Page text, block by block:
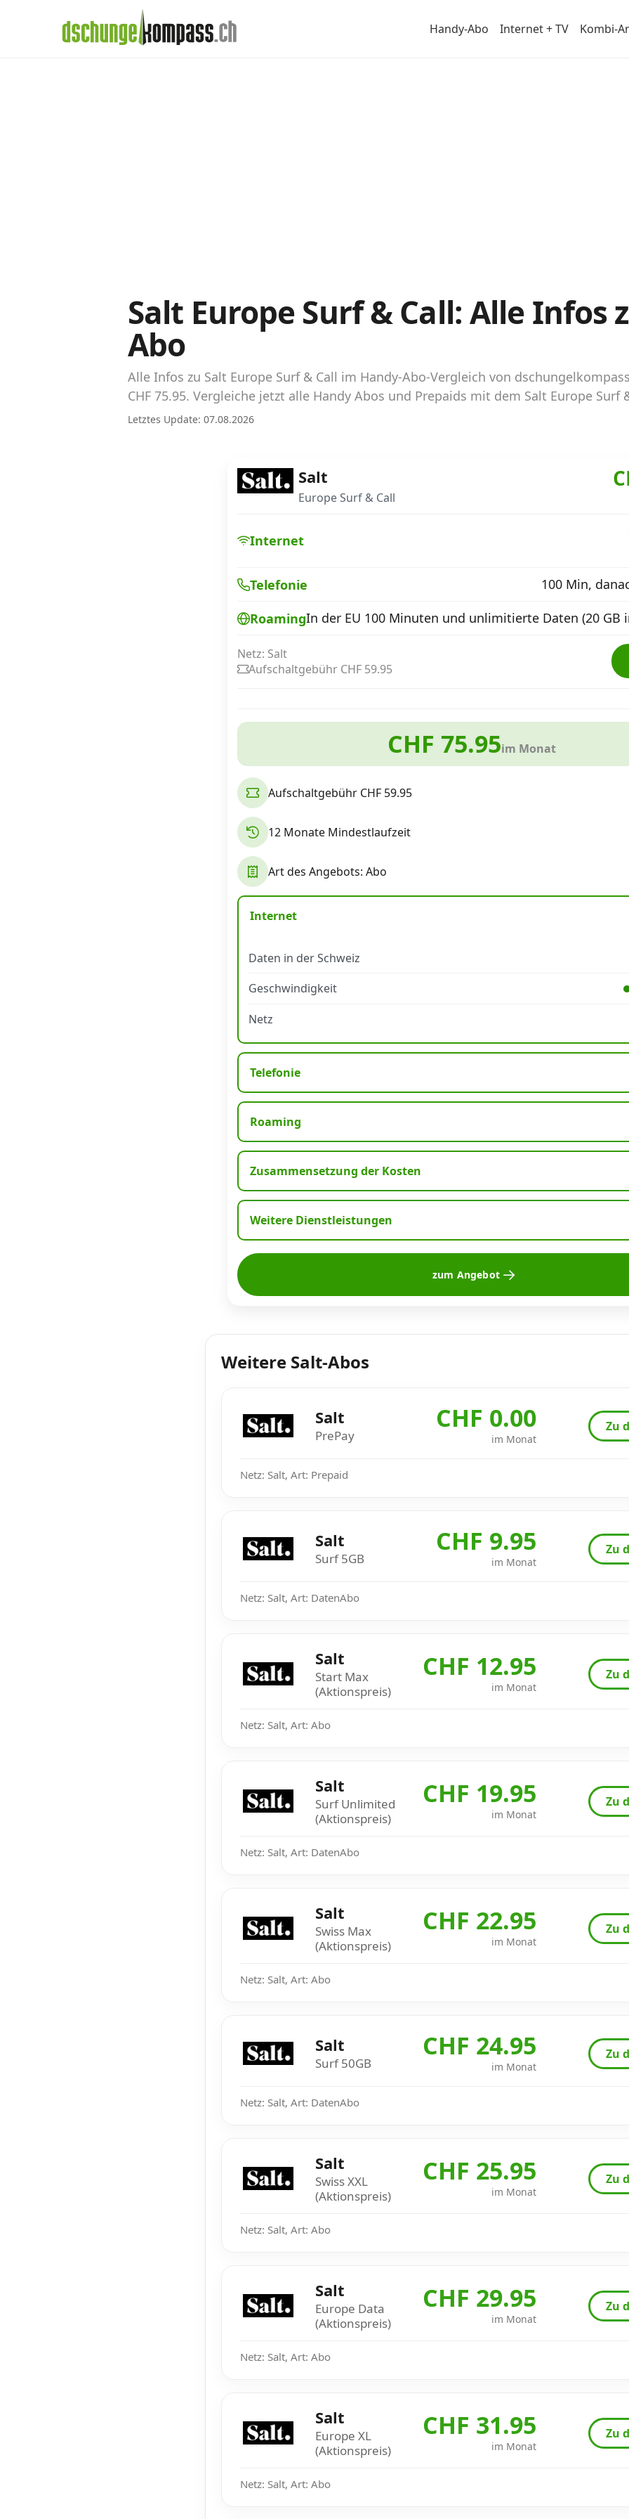
Handy-Abo Internet + TV Kombi-
Daten-Abos vergleichen
Abos für Tablets, Hotspots und Smart
Tarifrechner Handy-Abo
Der gute alte Tarifrechner im neuen Design
Handy-Abo kündigen oder wechseln
Salt Europe Surf & Call: Alle Infos
Abo
Alle Infos zu Salt Europe Surf & Call im Handy-Abo-Vergleich von
CHF 75.95. Vergleiche jetzt alle Handy Abos und Prepaids mit dem Salt Europe Surf
Letztes Update: 07.08.2026
Salt
Europe Surf & Call
Internet
Telefonie 100 Min,
RoamingIn der EU 100 Minuten und unlimitierte Daten (20 GB
Netz: Salt
Aufschaltgebühr CHF 59.95
CHF 75.95im Monat
Aufschaltgebühr CHF 59.95
12 Monate Mindestlaufzeit
Art des Angebots: Abo
Internet
Daten in der Schweiz
Geschwindigkeit
Netz
Telefonie
Roaming
Zusammensetzung der Kosten
Weitere Dienstleistungen
zum Angebot
Weitere Salt-Abos
Salt
PrePay
CHF 0.00
im Monat
Zu
Netz: Salt, Art: Prepaid
Salt
Surf 5GB
CHF 9.95
im Monat
Zu
Netz: Salt, Art: DatenAbo
Salt
Start Max
(Aktionspreis)
CHF 12.95
im Monat
Zu
Netz: Salt, Art: Abo
Salt
Surf Unlimited
(Aktionspreis)
CHF 19.95
im Monat
Zu
Netz: Salt, Art: DatenAbo
Salt
Swiss Max
(Aktionspreis)
CHF 22.95
im Monat
Zu
Netz: Salt, Art: Abo
Salt
Surf 50GB
CHF 24.95
im Monat
Zu
Netz: Salt, Art: DatenAbo
Salt
Swiss XXL
(Aktionspreis)
CHF 25.95
im Monat
Zu
Netz: Salt, Art: Abo
Salt
Europe Data
(Aktionspreis)
CHF 29.95
im Monat
Zu
Netz: Salt, Art: Abo
Salt
Europe XL
(Aktionspreis)
CHF 31.95
im Monat
Zu
Netz: Salt, Art: Abo